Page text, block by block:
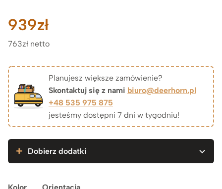
939zł
763zł netto
Planujesz większe zamówienie?
Skontaktuj się z nami biuro@deerhorn.pl
+48 535 975 875
jesteśmy dostępni 7 dni w tygodniu!
Dobierz dodatki